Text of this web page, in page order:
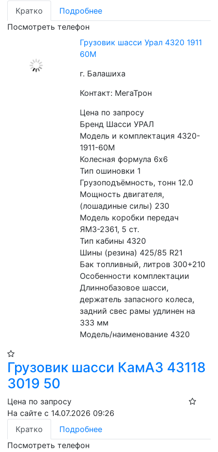
Кратко
Подробнее
Посмотреть телефон
Грузовик шасси Урал 4320 1911
60М
г. Балашиха
Контакт: МегаТрон
Цена по запросу
Бренд Шасси УРАЛ
Модель и комплектация 4320-
1911-60М
Колесная формула 6x6
Тип ошиновки 1
Грузоподъёмность, тонн 12.0
Мощность двигателя,
(лошадиные силы) 230
Модель коробки передач
ЯМЗ-2361, 5 ст.
Тип кабины 4320
Шины (резина) 425/85 R21
Бак топливный, литров 300+210
Особенности комплектации
Длиннобазовое шасси,
держатель запасного колеса,
задний свес рамы удлинен на
333 мм
Модель/наименование 4320
Грузовик шасси КамАЗ 43118
3019 50
Цена по запросу
На сайте с 14.07.2026 09:26
Кратко
Подробнее
Посмотреть телефон